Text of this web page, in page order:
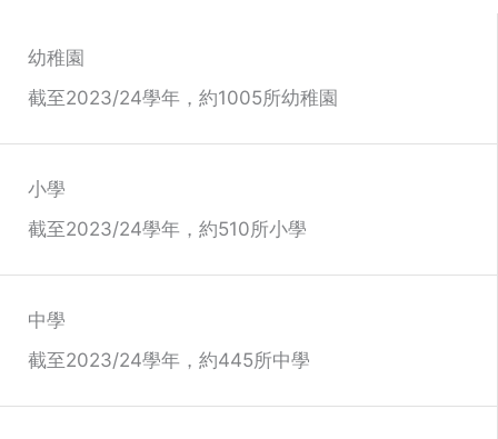
幼稚園
截至2023/24學年，約1005所幼稚園
小學
截至2023/24學年，約510所小學
中學
截至2023/24學年，約445所中學